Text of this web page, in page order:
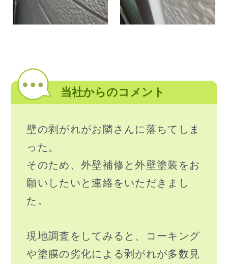
当社からのコメント
壁の剥がれがお隣さんに落ちてしま
った。
そのため、外壁補修と外壁塗装をお
願いしたいと連絡をいただきまし
た。
現地調査をしてみると、コーキング
や塗膜の劣化による剥がれが多数見